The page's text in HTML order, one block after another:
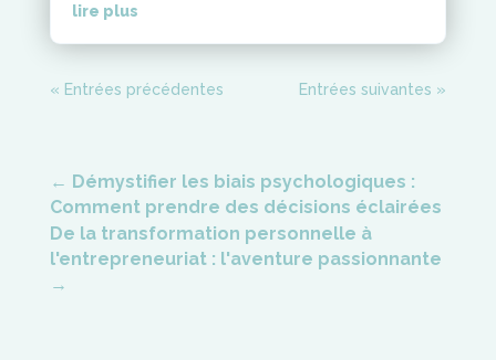
lire plus
« Entrées précédentes Entrées suivantes »
← Démystifier les biais psychologiques :
Comment prendre des décisions éclairées
De la transformation personnelle à
l'entrepreneuriat : l'aventure passionnante
→